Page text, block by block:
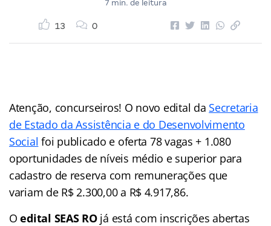
7 min. de leitura
13 0
Atenção, concurseiros! O novo edital da Secretaria
de Estado da Assistência e do Desenvolvimento
Social foi publicado e oferta 78 vagas + 1.080
oportunidades de níveis médio e superior para
cadastro de reserva com remunerações que
variam de R$ 2.300,00 a R$ 4.917,86.
Oedital SEAS ROjá está com inscrições abertas